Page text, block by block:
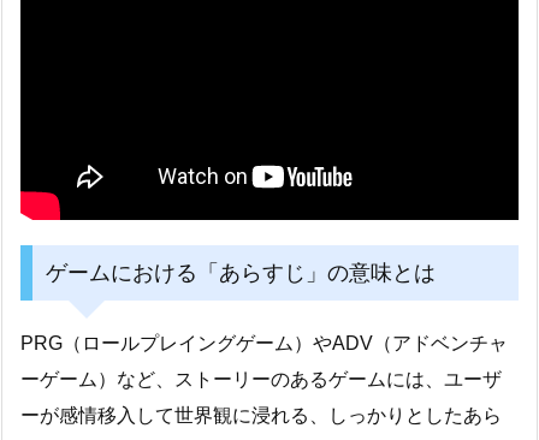
ゲームにおける「あらすじ」の意味とは
PRG（ロールプレイングゲーム）やADV（アドベンチャ
ーゲーム）など、ストーリーのあるゲームには、ユーザ
ーが感情移入して世界観に浸れる、しっかりとしたあら